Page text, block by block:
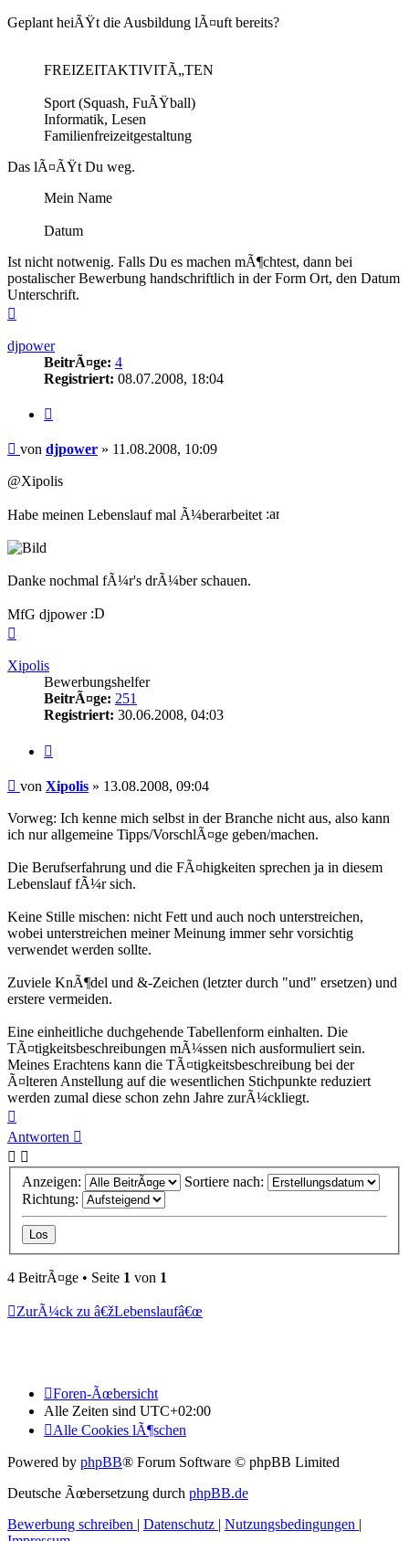
Geplant heiÃŸt die Ausbildung lÃ¤uft bereits?
FREIZEITAKTIVITÃ„TEN
Sport (Squash, FuÃŸball)
Informatik, Lesen
Familienfreizeitgestaltung
Das lÃ¤ÃŸt Du weg.
Mein Name
Datum
Ist nicht notwenig. Falls Du es machen mÃ¶chtest, dann bei
postalischer Bewerbung handschriftlich in der Form Ort, den Datum
Unterschrift.
djpower
BeitrÃ¤ge: 4
Registriert: 08.07.2008, 18:04
Beitrag
von djpower » 11.08.2008, 10:09
@Xipolis
Habe meinen Lebenslauf mal Ã¼berarbeitet
Danke nochmal fÃ¼r's drÃ¼ber schauen.
MfG djpower
Xipolis
Bewerbungshelfer
BeitrÃ¤ge: 251
Registriert: 30.06.2008, 04:03
Beitrag
von Xipolis » 13.08.2008, 09:04
Vorweg: Ich kenne mich selbst in der Branche nicht aus, also kann
ich nur allgemeine Tipps/VorschlÃ¤ge geben/machen.
Die Berufserfahrung und die FÃ¤higkeiten sprechen ja in diesem
Lebenslauf fÃ¼r sich.
Keine Stille mischen: nicht Fett und auch noch unterstreichen,
wobei unterstreichen meiner Meinung immer sehr vorsichtig
verwendet werden sollte.
Zuviele KnÃ¶del und &-Zeichen (letzter durch "und" ersetzen) und
erstere vermeiden.
Eine einheitliche duchgehende Tabellenform einhalten. Die
TÃ¤tigkeitsbeschreibungen mÃ¼ssen nich ausformuliert sein.
Meines Erachtens kann die TÃ¤tigkeitsbeschreibung bei der
Ã¤lteren Anstellung auf die wesentlichen Stichpunkte reduziert
werden zumal diese schon zehn Jahre zurÃ¼ckliegt.
oben
Antworten
Anzeigen:
Sortiere nach:
Richtung:
4 BeitrÃ¤ge • Seite 1 von 1
ZurÃ¼ck zu â€žLebenslaufâ€œ
Foren-Ãœbersicht
Alle Zeiten sind UTC+02:00
Alle Cookies lÃ¶schen
Powered by phpBB® Forum Software © phpBB Limited
Deutsche Ãœbersetzung durch phpBB.de
Bewerbung schreiben | Datenschutz | Nutzungsbedingungen |